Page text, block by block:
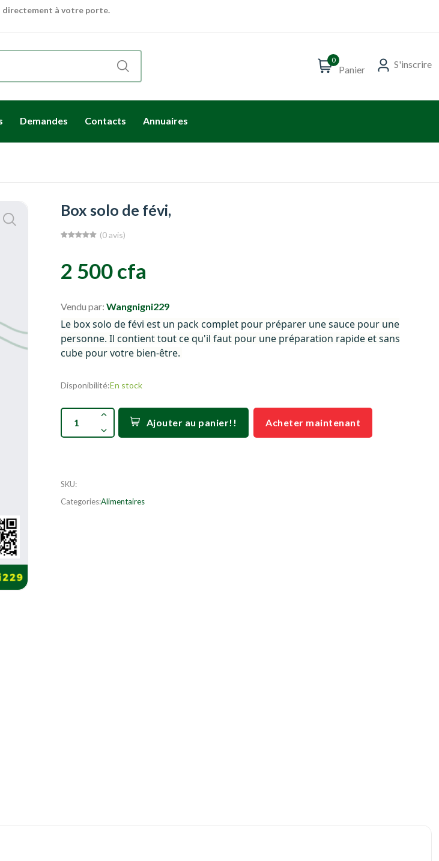
directement à votre porte.
0
Panier S'inscrire
Demandes Contacts Annuaires
Box solo de févi,
(0 avis)
2 500 cfa
Vendu par: Wangnigni229
Le box solo de févi est un pack complet pour préparer une sauce pour une
personne. Il contient tout ce qu'il faut pour une préparation rapide et sans
cube pour votre bien-être.
Disponibilité:En stock
Ajouter au panier!! Acheter maintenant
SKU:
Categories:Alimentaires